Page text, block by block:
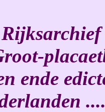
ende